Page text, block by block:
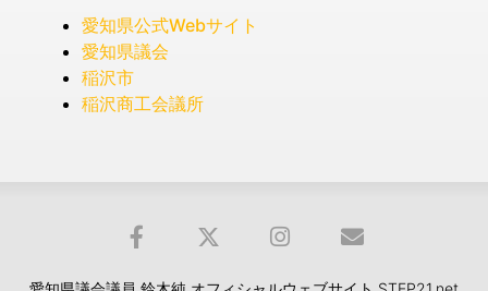
愛知県公式Webサイト
愛知県議会
稲沢市
稲沢商工会議所